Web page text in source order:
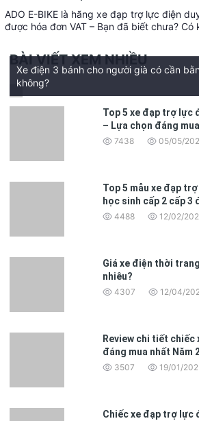
ADO E-BIKE là hãng xe đạp trợ lực điện
được hóa đơn VAT – Bạn đã biết chưa? Có
BÀI VIẾT XEM NHIỀU
Xe điện 3 bánh cho người già có cần
không?
Top 5 xe đạp trợ lực
– Lựa chọn đáng
7438 05/05/
Top 5 mẫu xe đạp
học sinh cấp 2 cấp 3
4488 12/02/
Giá xe điện thời
nhiêu?
4307 12/04/
Review chi tiết
đáng mua nhất Năm
văn phòng
3507 19/01/
Chiếc xe đạp trợ lực